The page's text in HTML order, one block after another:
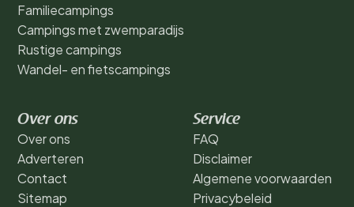
Familiecampings
Campings met zwemparadijs
Rustige campings
Wandel- en fietscampings
Over ons
Over ons
Adverteren
Contact
Sitemap
Service
FAQ
Disclaimer
Algemene voorwaarden
Privacybeleid